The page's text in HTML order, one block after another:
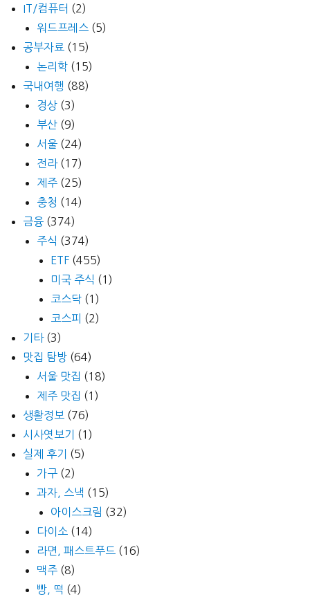
IT/컴퓨터 (2)
워드프레스 (5)
공부자료 (15)
논리학 (15)
국내여행 (88)
경상 (3)
부산 (9)
서울 (24)
전라(17)
제주 (25)
충청 (14)
금융 (374)
주식 (374)
ETF (455)
미국 주식 (1)
코스닥 (1)
코스피 (2)
기타(3)
맛집 탐방 (64)
서울 맛집 (18)
제주 맛집 (1)
생활정보 (76)
시사엿보기
(1)
실제 후기
(5)
가구 (2)
과자, 스낵 (15)
아이스크림 (32)
다이소 (14)
라면, 패스트푸드 (16)
맥주 (8)
빵, 떡 (4)